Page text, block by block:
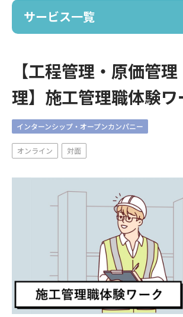
サービス一覧
サービス
ノーコードで採用サイト作
TRACE
ポーカー採用イベント
麻雀採用イベント
仕事体験ビルダー
スライドカスタマイズ
【工程管理・原価管
理】施工管理職体験ワ
インターンシップ・オープンカンパニー
オンライン 対面